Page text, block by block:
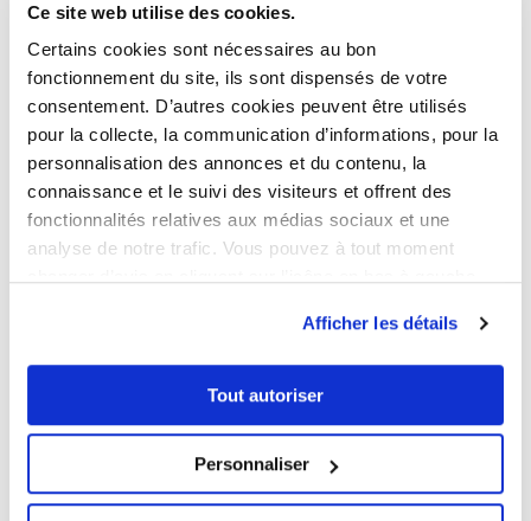
Ce site web utilise des cookies.
Certains cookies sont nécessaires au bon
fonctionnement du site, ils sont dispensés de votre
consentement. D’autres cookies peuvent être utilisés
pour la collecte, la communication d’informations, pour la
personnalisation des annonces et du contenu, la
connaissance et le suivi des visiteurs et offrent des
fonctionnalités relatives aux médias sociaux et une
analyse de notre trafic. Vous pouvez à tout moment
Afficher les détails
Tout autoriser
Personnaliser
Nosarticles associés
FISCALITÉ
22/06/26